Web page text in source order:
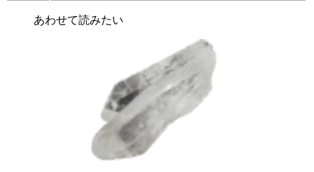
あわせて読みたい